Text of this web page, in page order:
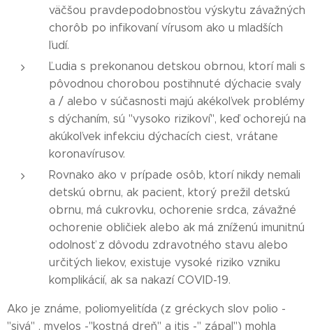
väčšou pravdepodobnosťou výskytu závažných
chorôb po infikovaní vírusom ako u mladších
ľudí.
Ľudia s prekonanou detskou obrnou, ktorí mali s
pôvodnou chorobou postihnuté dýchacie svaly
a / alebo v súčasnosti majú akékoľvek problémy
s dýchaním, sú "vysoko rizikoví", keď ochorejú na
akúkoľvek infekciu dýchacích ciest, vrátane
koronavírusov.
Rovnako ako v prípade osôb, ktorí nikdy nemali
detskú obrnu, ak pacient, ktorý prežil detskú
obrnu, má cukrovku, ochorenie srdca, závažné
ochorenie obličiek alebo ak má zníženú imunitnú
odolnosť z dôvodu zdravotného stavu alebo
určitých liekov, existuje vysoké riziko vzniku
komplikácií, ak sa nakazí COVID-19.
Ako je známe, poliomyelitída (z gréckych slov polio -
"sivá" , myelos -"kostná dreň" a itis -" zápal") mohla